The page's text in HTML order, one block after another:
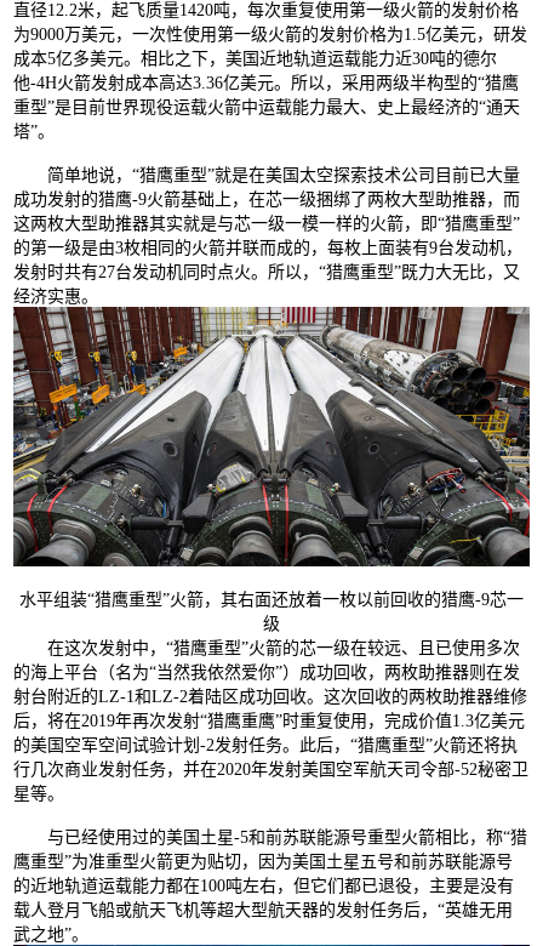
直径12.2米，起飞质量1420吨，每次重复使用第一级火箭的发射价格
为9000万美元，一次性使用第一级火箭的发射价格为1.5亿美元，研发
成本5亿多美元。相比之下，美国近地轨道运载能力近30吨的德尔
他-4H火箭发射成本高达3.36亿美元。所以，采用两级半构型的“猎鹰
重型”是目前世界现役运载火箭中运载能力最大、史上最经济的“通天
塔”。
简单地说，“猎鹰重型”就是在美国太空探索技术公司目前已大量
成功发射的猎鹰-9火箭基础上，在芯一级捆绑了两枚大型助推器，而
这两枚大型助推器其实就是与芯一级一模一样的火箭，即“猎鹰重型”
的第一级是由3枚相同的火箭并联而成的，每枚上面装有9台发动机，
发射时共有27台发动机同时点火。所以，“猎鹰重型”既力大无比，又
经济实惠。
水平组装“猎鹰重型”火箭，其右面还放着一枚以前回收的猎鹰-9芯一
级
在这次发射中，“猎鹰重型”火箭的芯一级在较远、且已使用多次
的海上平台（名为“当然我依然爱你”）成功回收，两枚助推器则在发
射台附近的LZ-1和LZ-2着陆区成功回收。这次回收的两枚助推器维修
后，将在2019年再次发射“猎鹰重鹰”时重复使用，完成价值1.3亿美元
的美国空军空间试验计划-2发射任务。此后，“猎鹰重型”火箭还将执
行几次商业发射任务，并在2020年发射美国空军航天司令部-52秘密卫
星等。
与已经使用过的美国土星-5和前苏联能源号重型火箭相比，称“猎
鹰重型”为准重型火箭更为贴切，因为美国土星五号和前苏联能源号
的近地轨道运载能力都在100吨左右，但它们都已退役，主要是没有
载人登月飞船或航天飞机等超大型航天器的发射任务后，“英雄无用
武之地”。